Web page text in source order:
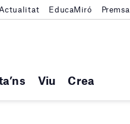
Viu Crea
Actualitat EducaMiró Premsa